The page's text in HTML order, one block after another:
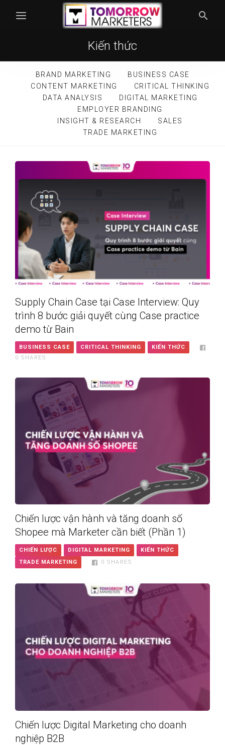
Kiến thức
BRAND MARKETING
BUSINESS CASE
CONTENT MARKETING
CRITICAL THINKING
DATA ANALYSIS
DIGITAL MARKETING
EMPLOYER BRANDING
INSIGHT & RESEARCH
SALES
TRADE MARKETING
Supply Chain Case tại Case Interview: Quy
trình 8 bước giải quyết cùng Case practice
demo từ Bain
BUSINESS CASE CRITICAL THINKING
KIẾN THỨC
0 SHARES
Chiến lược vận hành và tăng doanh số
Shopee mà Marketer cần biết (Phần 1)
CHIẾN LƯỢC DIGITAL MARKETING
KIẾN THỨC
TRADE MARKETING
0 SHARES
Chiến lược Digital Marketing cho doanh
nghiệp B2B